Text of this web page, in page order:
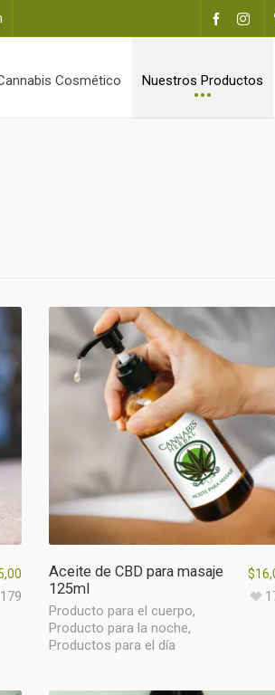
Cosmético Nuestros Productos
179
Aceite de CBD para masaje
125ml
Producto para el cuerpo,
Producto para la noche,
Productos para el día
$